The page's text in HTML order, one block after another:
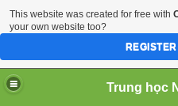
This website was created for free with
your own website too?